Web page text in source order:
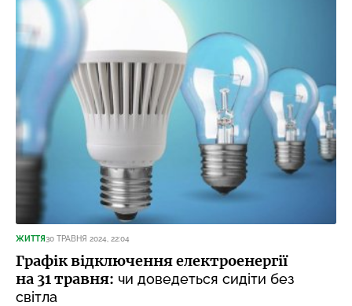
ЖИТТЯ30 ТРАВНЯ 2024, 22:04
Графік відключення електроенергії
на 31 травня: чи доведеться сидіти без
світла